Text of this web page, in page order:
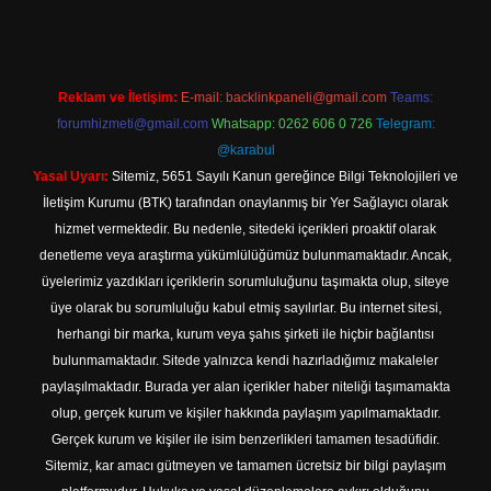
Reklam ve İletişim: E-mail: backlinkpaneli@gmail.com Teams:
forumhizmeti@gmail.com Whatsapp: 0262 606 0 726 Telegram:
@karabul
Yasal Uyarı: Sitemiz, 5651 Sayılı Kanun gereğince Bilgi Teknolojileri ve
İletişim Kurumu (BTK) tarafından onaylanmış bir Yer Sağlayıcı olarak
hizmet vermektedir. Bu nedenle, sitedeki içerikleri proaktif olarak
denetleme veya araştırma yükümlülüğümüz bulunmamaktadır. Ancak,
üyelerimiz yazdıkları içeriklerin sorumluluğunu taşımakta olup, siteye
üye olarak bu sorumluluğu kabul etmiş sayılırlar. Bu internet sitesi,
herhangi bir marka, kurum veya şahıs şirketi ile hiçbir bağlantısı
bulunmamaktadır. Sitede yalnızca kendi hazırladığımız makaleler
paylaşılmaktadır. Burada yer alan içerikler haber niteliği taşımamakta
olup, gerçek kurum ve kişiler hakkında paylaşım yapılmamaktadır.
Gerçek kurum ve kişiler ile isim benzerlikleri tamamen tesadüfidir.
Sitemiz, kar amacı gütmeyen ve tamamen ücretsiz bir bilgi paylaşım